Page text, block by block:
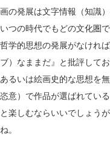
の発展は文字情報（知識
つの時代でもどの文化圏
学的思想の発展がなけれ
）なままだ』と批評して
るいは絵画史的な思想を
意）で作品が選ばれてい
楽しむならいいでしょう
。